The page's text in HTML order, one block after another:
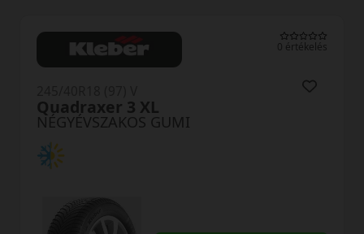
0 értékelés
NÉGYÉVSZAKOS GUMI
Quadraxer 3 XL